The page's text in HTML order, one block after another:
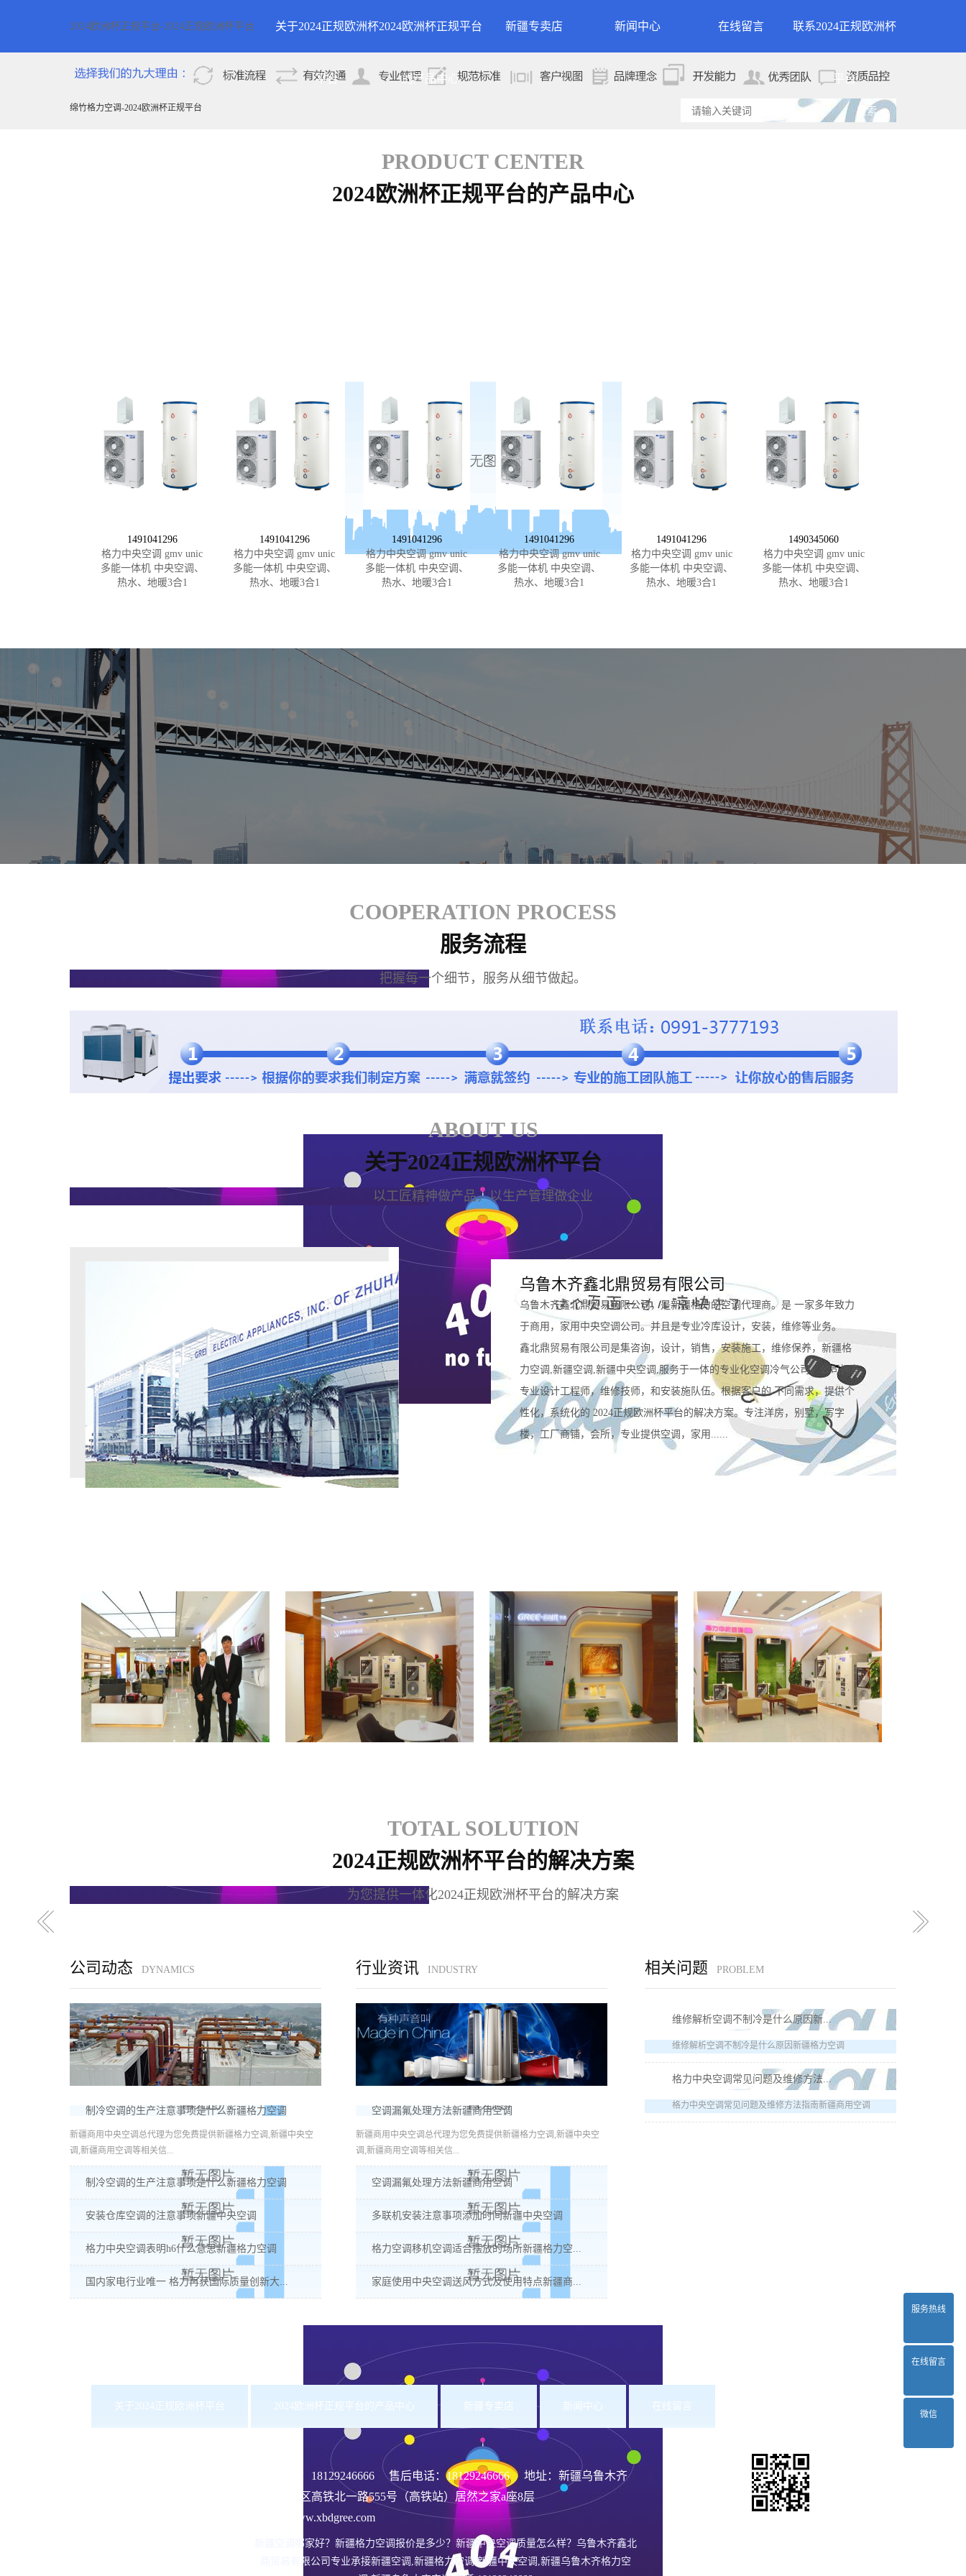
2024欧洲杯正规平台-2024正规欧洲杯平台 关于2024正规欧洲杯
平台
2024欧洲杯正规平台的
2024欧洲杯正规平台
的产品中心
新疆专卖店 新闻中心 在线留言 联系2024正规欧洲杯
平台
绵竹格力空调-2024欧洲杯正规平台
PRODUCT CENTER
2024欧洲杯正规平台的产品中心
1491041296
格力中央空调 gmv unic
多能一体机 中央空调、
热水、地暖3合1
1491041296
格力中央空调 gmv unic
多能一体机 中央空调、
热水、地暖3合1
1491041296
格力中央空调 gmv unic
多能一体机 中央空调、
热水、地暖3合1
1491041296
格力中央空调 gmv unic
多能一体机 中央空调、
热水、地暖3合1
1491041296
格力中央空调 gmv unic
多能一体机 中央空调、
热水、地暖3合1
1490345060
格力中央空调 gmv unic
多能一体机 中央空调、
热水、地暖3合1
COOPERATION PROCESS
服务流程
把握每一个细节，服务从细节做起。
ABOUT US
关于2024正规欧洲杯平台
以工匠精神做产品，以生产管理做企业
乌鲁木齐鑫北鼎贸易有限公司
乌鲁木齐鑫北鼎贸易有限公司，是新疆格力的空调代理商。是 一家多年致力
于商用，家用中央空调公司。并且是专业冷库设计，安装，维修等业务。
鑫北鼎贸易有限公司是集咨询，设计，销售，安装施工，维修保养，新疆格
力空调,新疆空调,新疆中央空调,服务于一体的专业化空调冷气公司。公司拥有
专业设计工程师，维修技师，和安装施队伍。根据客户的 不同需求，提供个
性化，系统化的 2024正规欧洲杯平台的解决方案。专注洋房，别墅，写字
楼，工厂商铺，会所，专业提供空调，家用......
TOTAL SOLUTION
2024正规欧洲杯平台的解决方案
为您提供一体化2024正规欧洲杯平台的解决方案
公司动态 DYNAMICS
制冷空调的生产注意事项是什么新疆格力空调
新疆商用中央空调总代理为您免费提供新疆格力空调,新疆中央空
调,新疆商用空调等相关信...
制冷空调的生产注意事项是什么新疆格力空调
安装仓库空调的注意事项新疆中央空调
格力中央空调表明h6什么意思新疆格力空调
国内家电行业唯一 格力再获国际质量创新大...
行业资讯 INDUSTRY
空调漏氟处理方法新疆商用空调
新疆商用中央空调总代理为您免费提供新疆格力空调,新疆中央空
调,新疆商用空调等相关信...
空调漏氟处理方法新疆商用空调
多联机安装注意事项添加时间新疆中央空调
格力空调移机空调适合摆放的场所新疆格力空...
家庭使用中央空调送风方式及使用特点新疆商...
相关问题 PROBLEM
维修解析空调不制冷是什么原因新...
维修解析空调不制冷是什么原因新疆格力空调
格力中央空调常见问题及维修方法...
格力中央空调常见问题及维修方法指南新疆商用空调
关于2024正规欧洲杯平台 2024欧洲杯正规平台的产品中心 新疆专卖店 新闻中心 在线留言
18129246666 售后电话：18129246666 地址：新疆乌鲁木齐
沙依巴克区高铁北一路555号（高铁站）居然之家a座8层
网址：www.xbdgree.com
新疆空调哪家好？新疆格力空调报价是多少？新疆中央空调质量怎么样？乌鲁木齐鑫北
鼎贸易有限公司专业承接新疆空调,新疆格力空调,新疆中央空调,新疆乌鲁木齐格力空
服务热线
在线留言
微信